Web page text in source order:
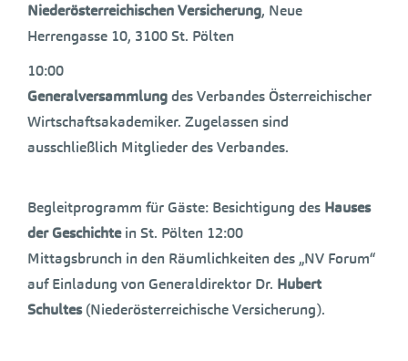
Niederösterreichischen Versicherung, Neue
Herrengasse 10, 3100 St. Pölten
10:00
Generalversammlungdes Verbandes Österreichischer
Wirtschaftsakademiker. Zugelassen sind
ausschließlich Mitglieder des Verbandes.
Begleitprogramm für Gäste: Besichtigung des Hauses
der Geschichtein St. Pölten 12:00
Mittagsbrunch in den Räumlichkeiten des „NV Forum“
auf Einladung von Generaldirektor Dr. Hubert
Schultes(Niederösterreichische Versicherung).